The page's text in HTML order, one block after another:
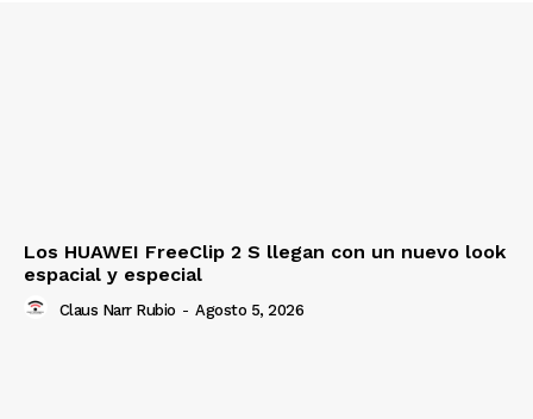
Los HUAWEI FreeClip 2 S llegan con un nuevo look
espacial y especial
Claus Narr Rubio - Agosto 5, 2026